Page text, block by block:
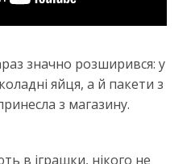
значно розширився: у
яйця, а й пакети з
з магазину.
в іграшки, нікого не